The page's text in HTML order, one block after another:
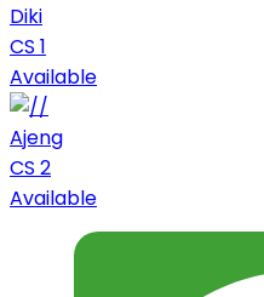
Diki
CS 1
Available
Ajeng
CS 2
Available